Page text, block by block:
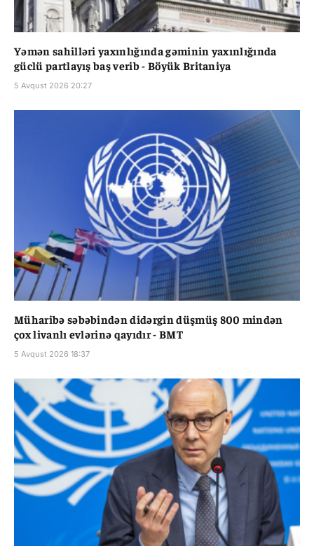
Yəmən sahilləri yaxınlığında gəminin yaxınlığında
güclü partlayış baş verib - Böyük Britaniya
5 Avqust 2026 20:27
Müharibə səbəbindən didərgin düşmüş 800 mindən
çox livanlı evlərinə qayıdır - BMT
5 Avqust 2026 18:37